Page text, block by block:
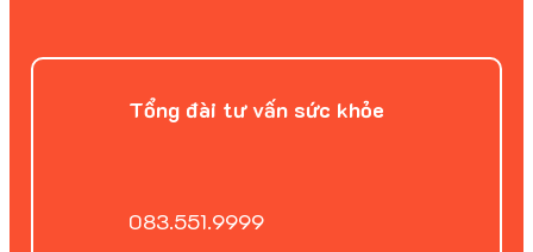
Tổng đài tư vấn sức khỏe
083.551.9999